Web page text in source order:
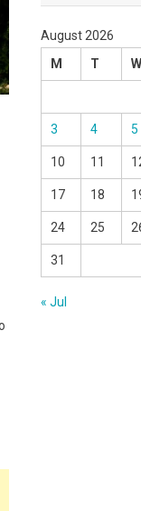
August 2026
M
T W
3 4 5
10 11
17 18
24 25
31
« Jul